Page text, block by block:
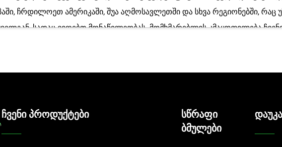
ჩრდილოეთ ამერიკაში, შუა აღმოსავლეთში და სხვა რეგიონებში,
სადაც ვიღებთ მონაწილეობას. მომხმარებლის კმაყოფილება
მკაცრი სერთიფიკაციით და განუყოფელია გლობალური
ასორტიმენტის გაცნობა
დასაკმაყოფილებლად ერთი ზომის მიდგომა არ არის
ᲩᲕᲔᲜᲘ ᲞᲠᲝᲓᲣᲥᲢᲔᲑᲘ
ᲡᲬᲠᲐᲤᲘ
ᲑᲛᲣᲚᲔᲑᲘ